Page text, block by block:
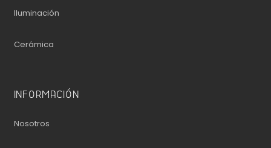
Iluminación
Cerámica
INFORMACIÓN
Nosotros